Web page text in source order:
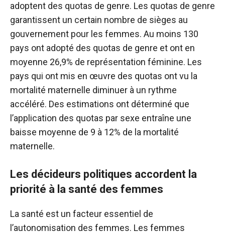
adoptent des quotas de genre. Les quotas de genre
garantissent un certain nombre de sièges au
gouvernement pour les femmes. Au moins 130
pays ont adopté des quotas de genre et ont en
moyenne 26,9% de représentation féminine. Les
pays qui ont mis en œuvre des quotas ont vu la
mortalité maternelle diminuer à un rythme
accéléré. Des estimations ont déterminé que
l’application des quotas par sexe entraîne une
baisse moyenne de 9 à 12% de la mortalité
maternelle.
Les décideurs politiques accordent la
priorité à la santé des femmes
La santé est un facteur essentiel de
l’autonomisation des femmes. Les femmes